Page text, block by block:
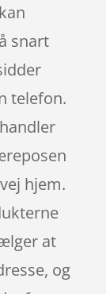
snart
telefon.
hjem.
at
og